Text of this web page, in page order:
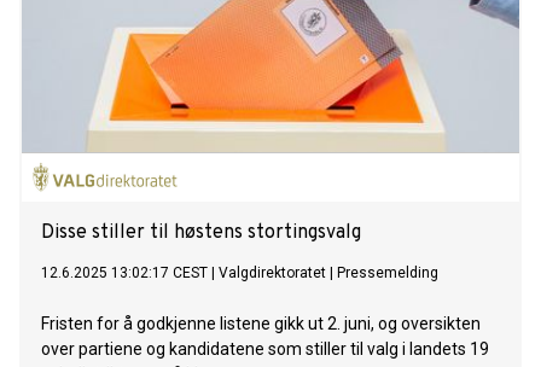
Disse stiller til høstens stortingsvalg
12.6.2025 13:02:17 CEST Valgdirektoratet Pressemelding
Fristen for å godkjenne listene gikk ut 2. juni, og oversikten
over partiene og kandidatene som stiller til valg i landets 19